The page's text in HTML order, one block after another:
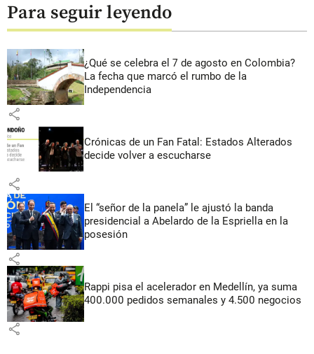
Para seguir leyendo
¿Qué se celebra el 7 de agosto en Colombia?
La fecha que marcó el rumbo de la
Independencia
share
Crónicas de un Fan Fatal: Estados Alterados
decide volver a escucharse
share
El “señor de la panela” le ajustó la banda
presidencial a Abelardo de la Espriella en la
posesión
share
Rappi pisa el acelerador en Medellín, ya suma
400.000 pedidos semanales y 4.500 negocios
share